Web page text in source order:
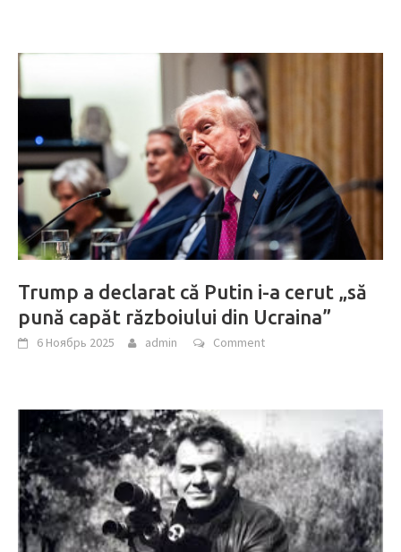
Trump a declarat că Putin i-a cerut „să
pună capăt războiului din Ucraina”
6 Ноябрь 2025 admin Comment